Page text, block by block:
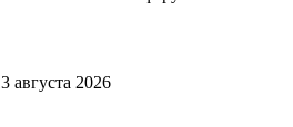
августа 2026